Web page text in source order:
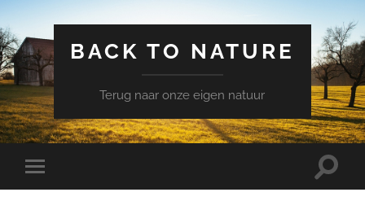
BACK TO NATURE
Terug naar onze eigen natuur
Schakel
naar